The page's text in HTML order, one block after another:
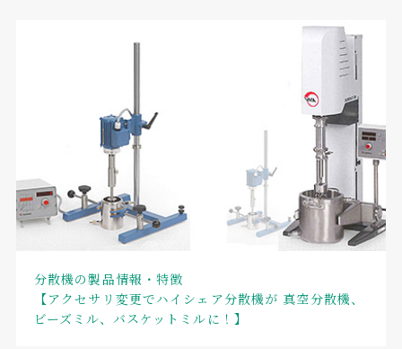
分散機の製品情報・特徴
【アクセサリ変更でハイシェア分散機が 真空分散機、
ビーズミル、バスケットミルに！】